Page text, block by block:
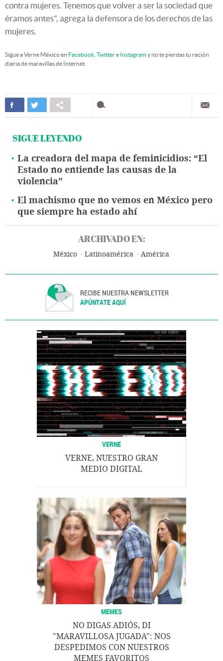
contra mujeres. Tenemos que volver a ser la sociedad que
éramos antes", agrega la defensora de los derechos de las
mujeres.
Sigue a Verne México en Facebook Twittere Instagramy no te pierdas tu ración
diaria de maravillas de Internet.
SIGUE LEYENDO
La creadora del mapa de feminicidios: “El
Estado no entiende las causas de la
violencia”
El machismo que no vemos en México pero
que siempre ha estado ahí
ARCHIVADO EN:
México Latinoamérica América
RECIBE NUESTRA NEWSLETTER
APÚNTATE AQUÍ
VERNE
VERNE, NUESTRO GRAN
MEDIO DIGITAL
MEMES
NO DIGAS ADIÓS, DI
"MARAVILLOSA JUGADA": NOS
DESPEDIMOS CON NUESTROS
MEMES FAVORITOS